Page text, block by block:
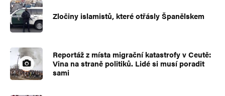
Zločiny islamistů, které otřásly Španělskem
Reportáž z místa migrační katastrofy v Ceutě:
Vina na straně politiků. Lidé si musí poradit
sami